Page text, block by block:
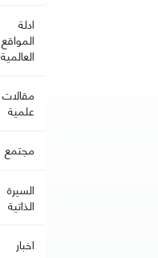
ادلة
المواقع
العالمية
مقالات
علمية
مجتمع
السيرة
الذاتية
اخبار